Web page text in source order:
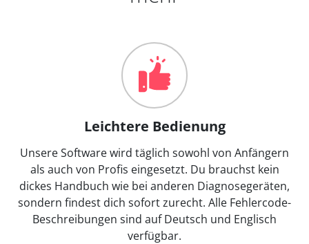
Leichtere Bedienung
Unsere Software wird täglich sowohl von Anfängern
als auch von Profis eingesetzt. Du brauchst kein
dickes Handbuch wie bei anderen Diagnosegeräten,
sondern findest dich sofort zurecht. Alle Fehlercode-
Beschreibungen sind auf Deutsch und Englisch
verfügbar.